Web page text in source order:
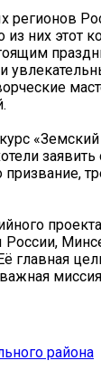
регионов
них этот
призвание,
России,
главная
района